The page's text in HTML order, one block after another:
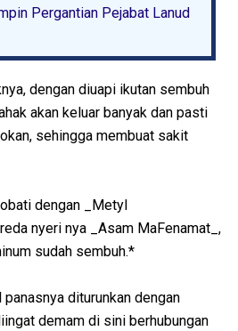
Pergantian Pejabat Lanud
dengan diuapi ikutan sembuh
akan keluar banyak dan pasti
sehingga membuat sakit
dengan _Metyl
nyeri nya _Asam MaFenamat_,
sudah sembuh.*
diturunkan dengan
demam di sini berhubungan